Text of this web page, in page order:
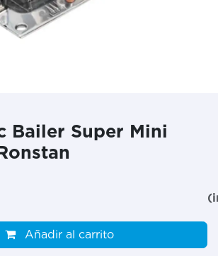
Bailer Super Mini
Añadir al carrito